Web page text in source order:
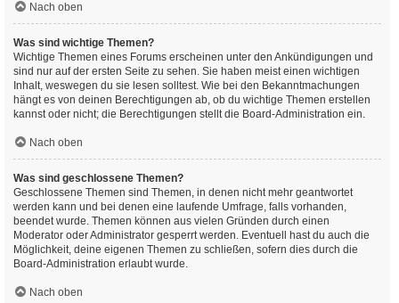
Nach oben
Was sind wichtige Themen?
Wichtige Themen eines Forums erscheinen unter den Ankündigungen und
sind nur auf der ersten Seite zu sehen. Sie haben meist einen wichtigen
Inhalt, weswegen du sie lesen solltest. Wie bei den Bekanntmachungen
hängt es von deinen Berechtigungen ab, ob du wichtige Themen erstellen
kannst oder nicht; die Berechtigungen stellt die Board-Administration ein.
Nach oben
Was sind geschlossene Themen?
Geschlossene Themen sind Themen, in denen nicht mehr geantwortet
werden kann und bei denen eine laufende Umfrage, falls vorhanden,
beendet wurde. Themen können aus vielen Gründen durch einen
Moderator oder Administrator gesperrt werden. Eventuell hast du auch die
Möglichkeit, deine eigenen Themen zu schließen, sofern dies durch die
Board-Administration erlaubt wurde.
Nach oben